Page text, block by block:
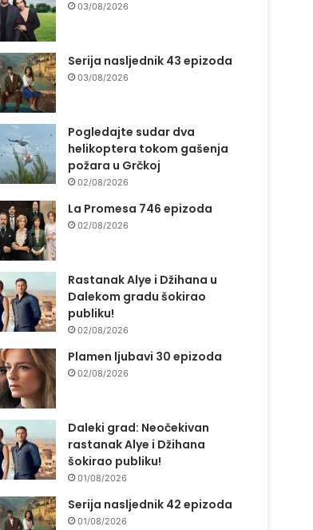
03/08/2026
Serija nasljednik 43 epizoda
03/08/2026
Pogledajte sudar dva
helikoptera tokom gašenja
požara u Grčkoj
02/08/2026
La Promesa 746 epizoda
02/08/2026
Rastanak Alye i Džihana u
Dalekom gradu šokirao
publiku!
02/08/2026
Plamen ljubavi 30 epizoda
02/08/2026
Daleki grad: Neočekivan
rastanak Alye i Džihana
šokirao publiku!
01/08/2026
Serija nasljednik 42 epizoda
01/08/2026